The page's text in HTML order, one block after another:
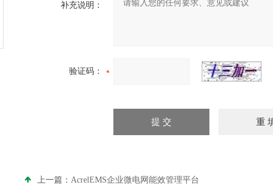
补充说明：
验证码：
上一篇： AcrelEMS企业微电网能效管理平台